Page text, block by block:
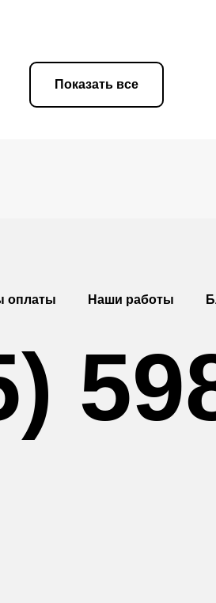
Показать все
оплаты Наши работы